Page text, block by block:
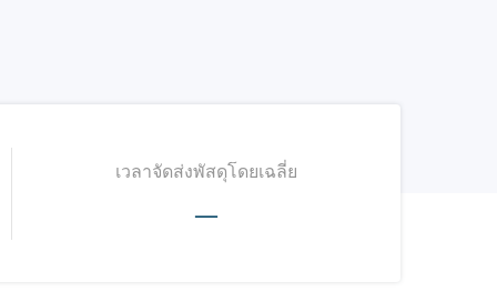
เวลาจัดส่งพัสดุโดยเฉลี่ย
—